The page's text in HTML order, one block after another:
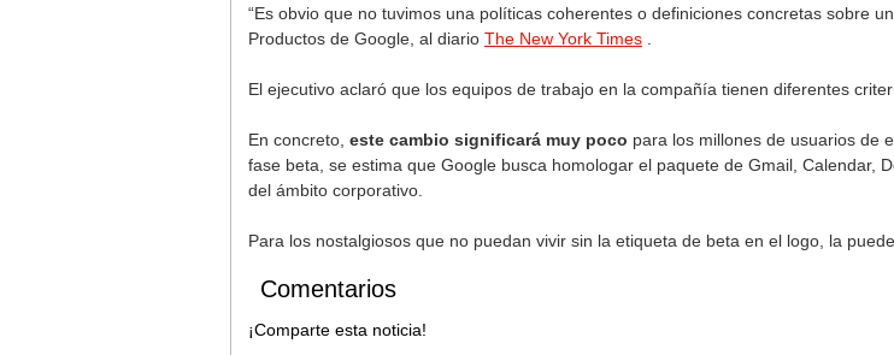
“Es obvio que no tuvimos una políticas coherentes o definiciones concretas sobre
Productos de Google, al diario The New York Times
El ejecutivo aclaró que los equipos de trabajo en la compañía tienen diferentes
En concreto, este cambio significará muy poco para los millones de usuarios de
fase beta, se estima que Google busca homologar el paquete de Gmail, Calendar,
del ámbito corporativo.
Para los nostalgiosos que no puedan vivir sin la etiqueta de beta en el logo, la
Comentarios
¡Comparte esta noticia!